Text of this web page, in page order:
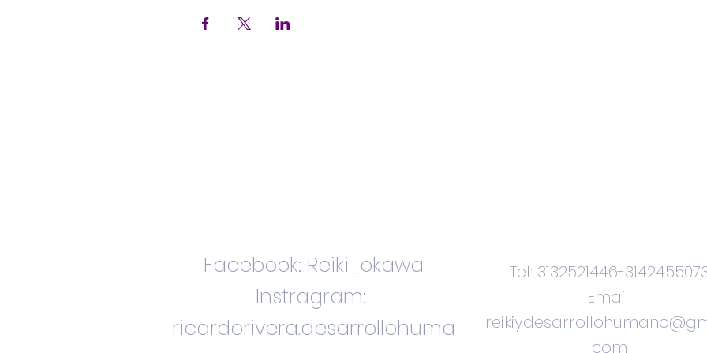
Facebook: Reiki_okawa
Instragram:
ricardorivera.desarrollohuma
Tel: 3132521446-
Email:
com